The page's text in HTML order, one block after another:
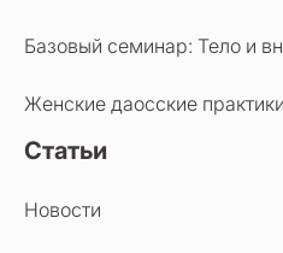
Базовый семинар: Тело и
Женские даосские практики
Статьи
Новости